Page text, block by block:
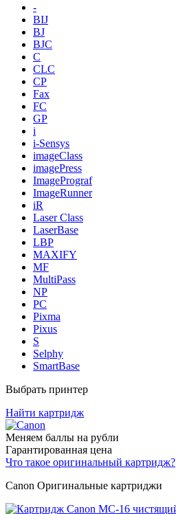
-
BIJ
BJ
BJC
C
CLC
CP
Fax
FC
GP
i
i-Sensys
imageClass
imagePress
ImagePrograf
ImageRunner
iR
Laser Class
LaserBase
LBP
MAXIFY
MF
MultiPass
NP
PC
Pixma
Pixus
S
Selphy
SmartBase
Выбрать принтер
Найти картридж
Меняем баллы на рубли
Гарантированная цена
Что такое оригинальный картридж?
Canon Оригинальные картриджи